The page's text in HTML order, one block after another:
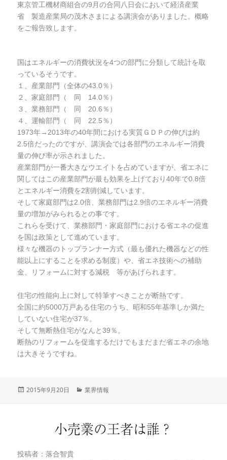
東京管工機材商組合の9月の合同八日会において経済産業
省 製造産業局の茂木さまによる講演会がありました。概略
をご報告致します。
国はエネルギーの消費状況を4つの部門に分類して統計を取
っているそうです。
１、産業部門（全体の43.0％）
２、家庭部門（ 同 14.0％）
３、業務部門（ 同 20.6％）
４、運輸部門（ 同 22.5％）
1973年→2013年の40年間における実質ＧＤＰの伸びは約
2.5倍だったのですが、講演会では各部門のエネルギー消費
量の伸び率が示されました。
産業部門が一番大きなウエイトを占めていますが、省エネに
関してはこの産業部門が最も効果を上げており40年で0.8倍
とエネルギー消費を2割削減しています。
そして家庭部門は2.0倍、業務部門は2.9倍のエネルギー消費
量の増加がみられるとの事です。
これらを受けて、業務部門・家庭部門における省エネの促進
を国は政策として進めています。
様々な機器のトップランナー方式（最も優れた機器などの性
能以上にすることを求める制度）や、省エネ技術への補助
金、リフォームに対する減税 等があげられます。
住宅の性能向上に対して特筆すべきことが断熱です。
全国に約5000万戸ある住宅のうち、昭和55年基準しか満た
していない住宅が37％。
そして無断熱住宅がなんと39％。
断熱のリフォームを促進するだけでもまだまだ省エネの余地
は大きそうですね。
投
2015年9月20日
カ
ー
業界情報
小売業の王者は誰？
投稿者：落合智貴